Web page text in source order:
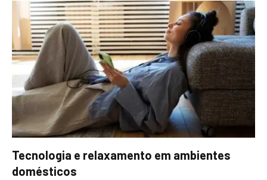
Tecnologia e relaxamento em ambientes
domésticos